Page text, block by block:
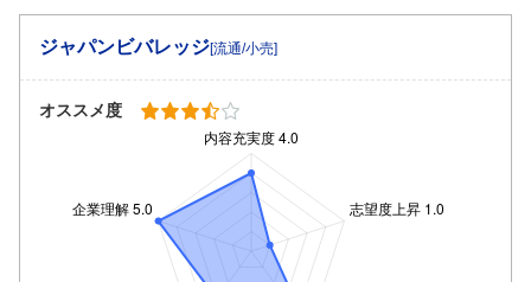
ジャパンビバレッジ[流通/小売]
オススメ度